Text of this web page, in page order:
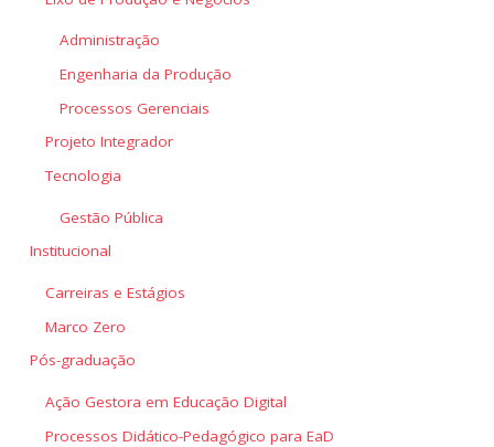
Administração
Engenharia da Produção
Processos Gerenciais
Projeto Integrador
Tecnologia
Gestão Pública
Institucional
Carreiras e Estágios
Marco Zero
Pós-graduação
Ação Gestora em Educação Digital
Processos Didático-Pedagógico para EaD